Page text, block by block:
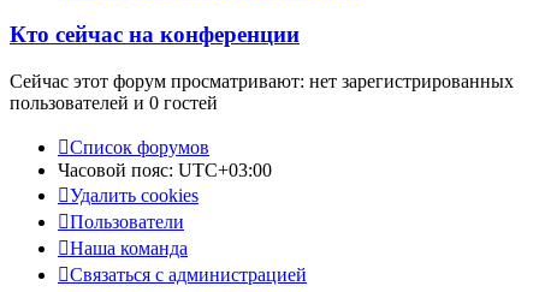
Кто сейчас на конференции
Сейчас этот форум просматривают: нет зарегистрированных
пользователей и 0 гостей
Список форумов
Часовой пояс: UTC+03:00
Удалить cookies
Пользователи
Наша команда
Связаться с администрацией